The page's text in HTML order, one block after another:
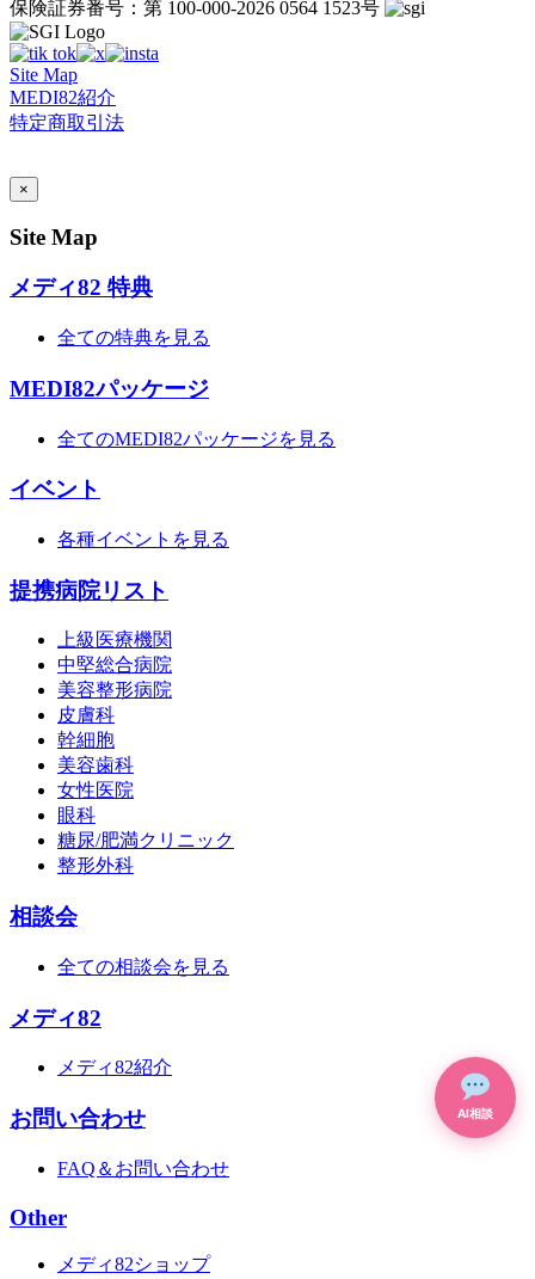
保険証券番号：第 100-000-2026 0564 1523号
Site Map
MEDI82紹介
特定商取引法
×
Site Map
メディ82 特典
全ての特典を見る
MEDI82パッケージ
全てのMEDI82パッケージを見る
イベント
各種イベントを見る
提携病院リスト
上級医療機関
中堅総合病院
美容整形病院
皮膚科
幹細胞
美容歯科
女性医院
眼科
糖尿/肥満クリニック
整形外科
相談会
全ての相談会を見る
メディ82
メディ82紹介
お問い合わせ
FAQ＆お問い合わせ
Other
メディ82ショップ
AI相談